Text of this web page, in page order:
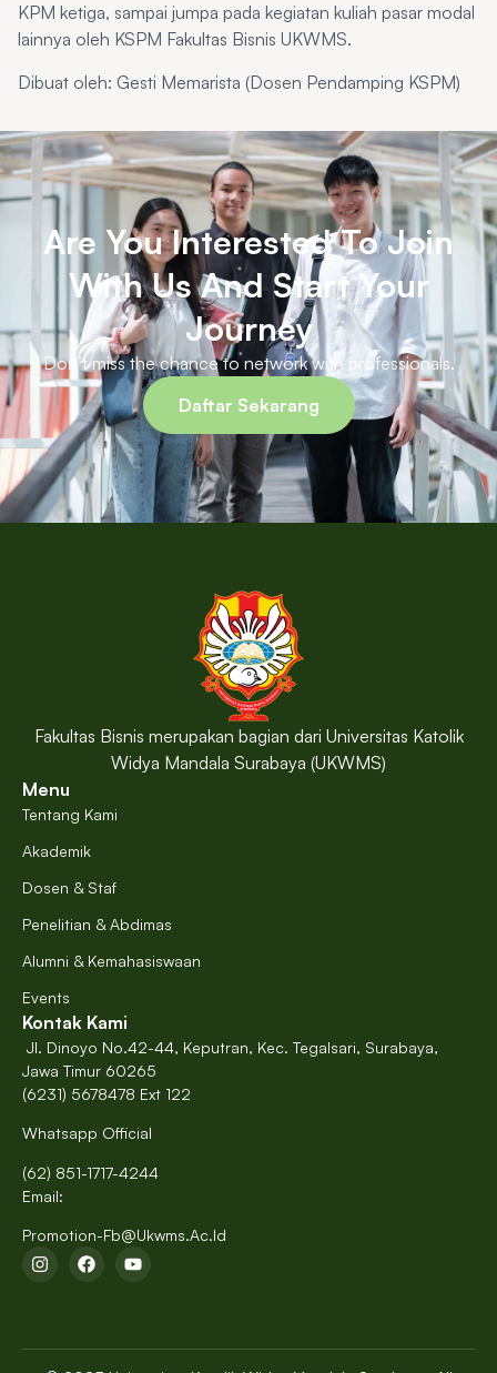
KPM ketiga, sampai jumpa pada kegiatan kuliah pasar modal
lainnya oleh KSPM Fakultas Bisnis UKWMS.
Dibuat oleh: Gesti Memarista (Dosen Pendamping KSPM)
Are You Interested To Join
With Us And Start Your
Journey
Don’t miss the chance to network with professionals.
Daftar Sekarang
Fakultas Bisnis merupakan bagian dari Universitas Katolik
Widya Mandala Surabaya (UKWMS)
Menu
Tentang Kami
Akademik
Dosen & Staf
Penelitian & Abdimas
Alumni & Kemahasiswaan
Events
Kontak Kami
Jl. Dinoyo No.42-44, Keputran, Kec. Tegalsari, Surabaya,
Jawa Timur 60265
(6231) 5678478 Ext 122
Whatsapp Official
(62) 851-1717-4244
Email:
Promotion-Fb@ukwms.ac.id